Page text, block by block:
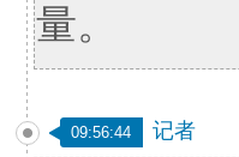
量。
09:56:44 记者